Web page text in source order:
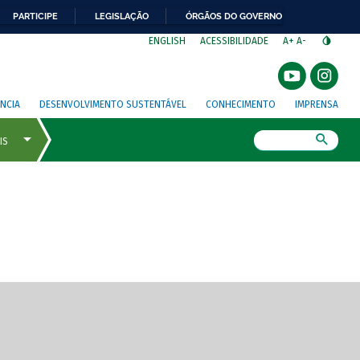
PARTICIPE LEGISLAÇÃO ÓRGÃOS DO GOVERNO
ENGLISH ACESSIBILIDADE A+ A-
DESENVOLVIMENTO SUSTENTÁVEL CONHECIMENTO IMPRENSA
de tela